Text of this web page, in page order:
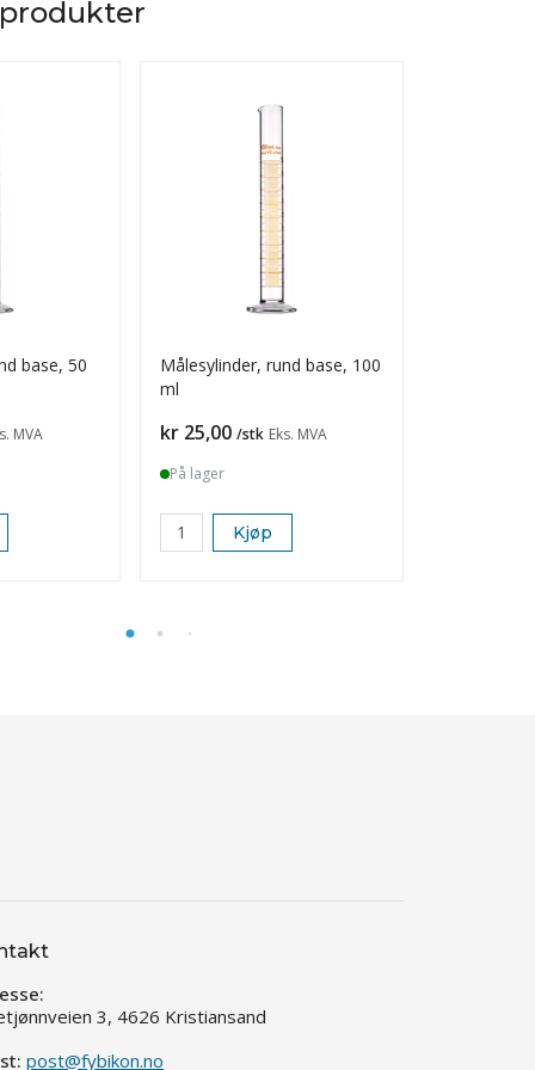
base, 50
MVA
Målesylinder, rund base, 100
ml
Pris
kr 25,00 /stk Eks. MVA
På lager
Kjøp
3, 4626 Kristiansand
post@fybikon.no